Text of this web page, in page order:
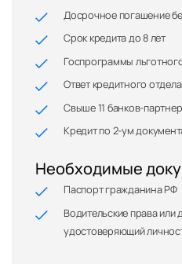
Досрочное погашение
Срок кредита до 8 лет
Госпрограммы
Ответ кредитного
Свыше 11 банков-
Кредит по 2-ум
Необходимые
Паспорт гражданина РФ
Водительские права или
удостоверяющий